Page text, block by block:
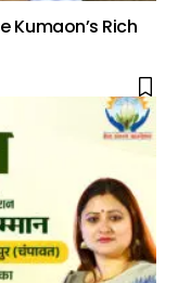
Kumaon’s Rich